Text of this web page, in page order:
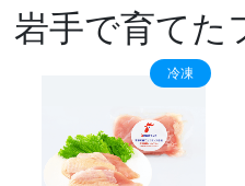
岩手で育てた
冷凍